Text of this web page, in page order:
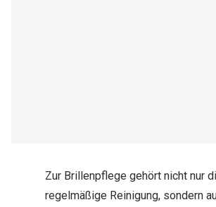
Zur Brillenpflege gehört nicht nur
regelmäßige Reinigung, sondern